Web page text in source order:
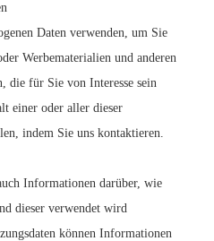
Daten verwenden, um Sie
Werbematerialien und anderen
die für Sie von Interesse sein
einer oder aller dieser
indem Sie uns kontaktieren.
Informationen darüber, wie
dieser verwendet wird
können Informationen